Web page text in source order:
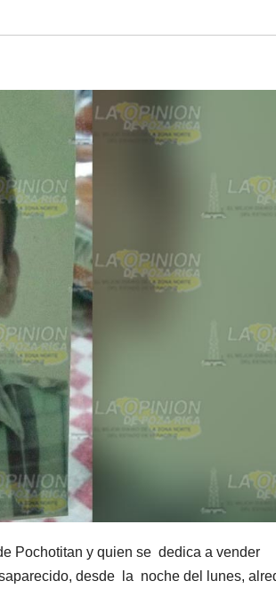
Pochotitan y quien se dedica a vender
desde la noche del lunes,